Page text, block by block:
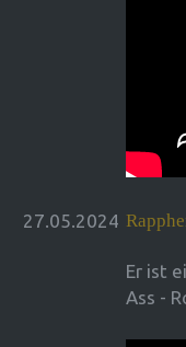
27.05.2024
Er ist
Ass -